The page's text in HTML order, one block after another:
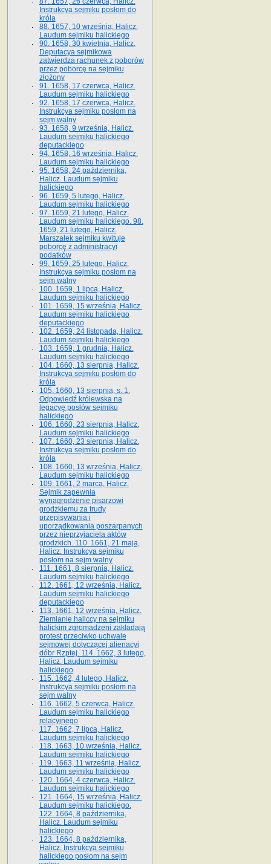
Instrukcya sejmiku posłom do
króla
88. 1657, 10 września, Halicz.
Laudum sejmiku halickiego
90. 1658, 30 kwietnia, Halicz.
Deputacya sejmikowa
zatwierdza rachunek z poborów
przez poborcę na sejmiku
złożony
91. 1658, 17 czerwca, Halicz.
Laudum sejmiku halickiego
92. 1658, 17 czerwca, Halicz.
Instrukcya sejmiku posłom na
sejm walny
93. 1658, 9 września, Halicz.
Laudum sejmiku halickiego
deputackiego
94. 1658, 16 września, Halicz.
Laudum sejmiku halickiego
95. 1658, 24 października,
Halicz. Laudum sejmiku
halickiego
96. 1659, 5 lutego, Halicz.
Laudum sejmiku halickiego
97. 1659, 21 lutego, Halicz.
Laudum sejmiku halickiego. 98.
1659, 21 lutego, Halicz.
Marszałek sejmiku kwituje
poborcę z administracyi
podatków
99. 1659, 25 lutego, Halicz.
Instrukcya sejmiku posłom na
sejm walny
100. 1659, 1 lipca, Halicz.
Laudum sejmiku halickiego
101. 1659, 15 września, Halicz.
Laudum sejmiku halickiego
deputackiego
102. 1659, 24 listopada, Halicz.
Laudum sejmiku halickiego
103. 1659, 1 grudnia, Halicz.
Laudum sejmiku halickiego
104. 1660, 13 sierpnia, Halicz.
Instrukcya sejmiku posłom do
króla
105. 1660, 13 sierpnia, s. 1.
Odpowiedź królewska na
legacyę posłów sejmiku
halickiego
106. 1660, 23 sierpnia, Halicz.
Laudum sejmiku halickiego
107. 1660, 23 sierpnia, Halicz.
Instrukcya sejmiku posłom do
króla
108. 1660, 13 września, Halicz.
Laudum sejmiku halickiego
109. 1661, 2 marca, Halicz.
Sejmik zapewnia
wynagrodzenie pisarzowi
grodzkiemu za trudy
przepisywania i
uporządkowania poszarpanych
przez nieprzyjaciela aktów
grodzkich. 110. 1661, 21 maja,
Halicz. Instrukcya sejmiku
posłom na sejm walny
111. 1661, 8 sierpnia, Halicz.
Laudum sejmiku halickiego
112. 1661, 12 września, Halicz.
Laudum sejmiku halickiego
deputackiego
113. 1661, 12 września, Halicz.
Ziemianie haliccy na sejmiku
halickim zgromadzeni zakładają
protest przeciwko uchwale
sejmowej dotyczącej alienacyi
dóbr Rzptej. 114. 1662, 3 lutego,
Halicz. Laudum sejmiku
halickiego
115. 1662, 4 lutego, Halicz.
Instrukcya sejmiku posłom na
sejm walny
116. 1662, 5 czerwca, Halicz.
Laudum sejmiku halickiego
relacyjnego
117. 1662, 7 lipca, Halicz.
Laudum sejmiku halickiego
118. 1663, 10 września, Halicz.
Laudum sejmiku halickiego
119. 1663, 11 września, Halicz.
Laudum sejmiku halickiego
120. 1664, 4 czerwca, Halicz.
Laudum sejmiku halickiego
121. 1664, 15 września, Halicz.
Laudum sejmiku halickiego.
122. 1664, 8 października,
Halicz. Laudum sejmiku
halickiego
123. 1664, 8 października,
Halicz. Instrukcya sejmiku
halickiego posłom na sejm